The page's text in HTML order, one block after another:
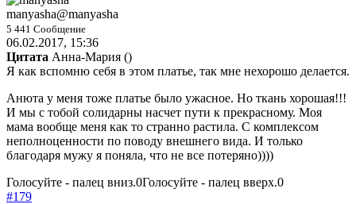
manyasha@manyasha
5 441 Сообщение
06.02.2017, 15:36
Цитата Анна-Мария ()
Я как вспомню себя в этом платье, так мне нехорошо делается.
Анюта у меня тоже платье было ужасное. Но ткань хорошая!!!
И мы с тобой солидарны насчет пути к прекрасному. Моя
мама вообще меня как то странно растила. С комплексом
неполноценности по поводу внешнего вида. И только
благодаря мужу я поняла, что не все потеряно))))
Голосуйте - палец вниз.0Голосуйте - палец вверх.0
#179